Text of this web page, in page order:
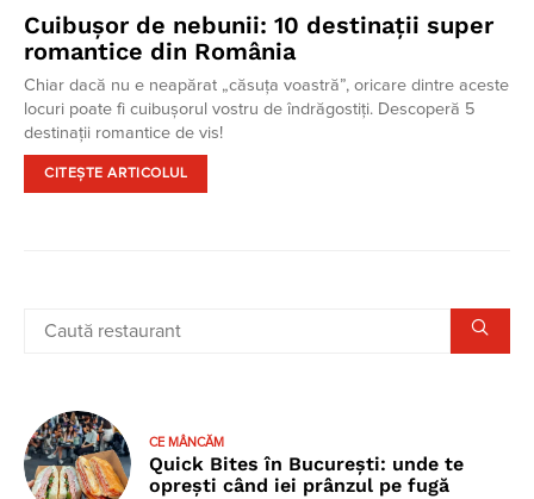
Cuibușor de nebunii: 10 destinații super
romantice din România
Chiar dacă nu e neapărat „căsuța voastră”, oricare dintre aceste
locuri poate fi cuibușorul vostru de îndrăgostiți. Descoperă 5
destinații romantice de vis!
CITEȘTE ARTICOLUL
CE MÂNCĂM
Quick Bites în București: unde te
oprești când iei prânzul pe fugă